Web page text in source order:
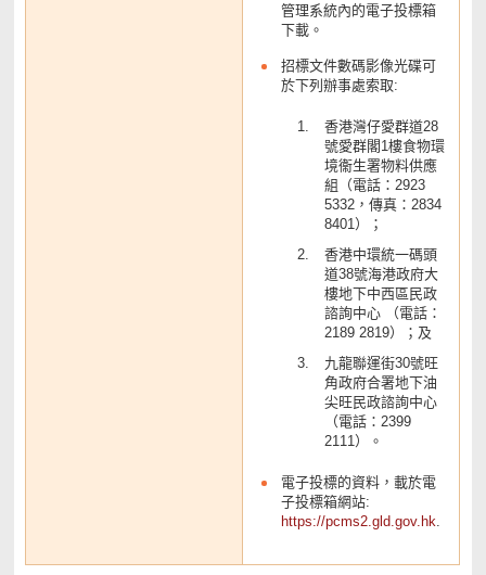
管理系統內的電子投標箱
下載。
招標文件數碼影像光碟可
於下列辦事處索取:
香港灣仔愛群道28
號愛群閣1樓食物環
境衞生署物料供應
組（電話：2923
5332，傳真：2834
8401）；
香港中環統一碼頭
道38號海港政府大
樓地下中西區民政
諮詢中心 （電話：
2189 2819）；及
九龍聯運街30號旺
角政府合署地下油
尖旺民政諮詢中心
（電話：2399
2111）。
電子投標的資料，載於電
子投標箱網站:
https://pcms2.gld.gov.hk